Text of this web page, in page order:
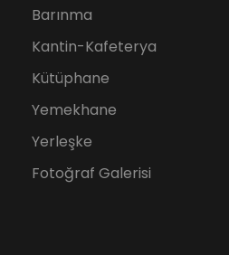
Barınma
Kantin-Kafeterya
Kütüphane
Yemekhane
Yerleşke
Fotoğraf Galerisi